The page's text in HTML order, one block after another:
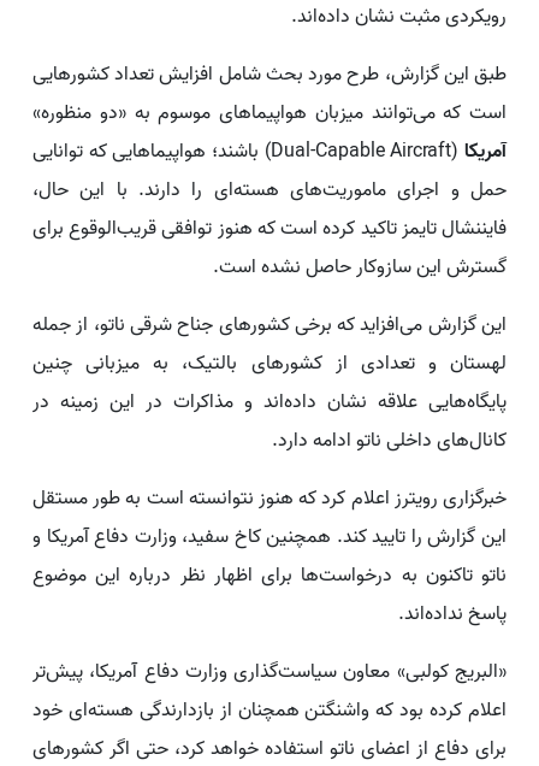
رویکردی مثبت نشان داده‌اند.
طبق این گزارش، طرح مورد بحث شامل افزایش تعداد کشورهایی
است که می‌توانند میزبان هواپیماهای موسوم به «دو منظوره»
آمریکا
(Dual-Capable Aircraft) باشند؛ هواپیماهایی که توانایی
حمل و اجرای ماموریت‌های هسته‌ای را دارند. با این حال،
فایننشال تایمز تاکید کرده است که هنوز توافقی قریب‌الوقوع برای
گسترش این سازوکار حاصل نشده است.
این گزارش می‌افزاید که برخی کشورهای جناح شرقی ناتو، از جمله
لهستان و تعدادی از کشورهای بالتیک، به میزبانی چنین
پایگاه‌هایی علاقه نشان داده‌اند و مذاکرات در این زمینه در
کانال‌های داخلی ناتو ادامه دارد.
خبرگزاری رویترز اعلام کرد که هنوز نتوانسته است به طور مستقل
این گزارش را تایید کند. همچنین کاخ سفید، وزارت دفاع آمریکا و
ناتو تاکنون به درخواست‌ها برای اظهار نظر درباره این موضوع
پاسخ نداده‌اند.
«البریج کولبی» معاون سیاست‌گذاری وزارت دفاع آمریکا، پیش‌تر
اعلام کرده بود که واشنگتن همچنان از بازدارندگی هسته‌ای خود
برای دفاع از اعضای ناتو استفاده خواهد کرد، حتی اگر کشورهای